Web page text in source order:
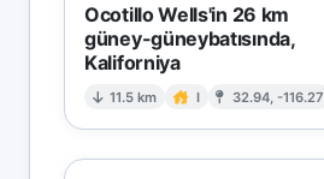
Ocotillo Wells'in 26 km
güney-güneybatısında,
Kaliforniya
11.5 km I 32.94, -116.27